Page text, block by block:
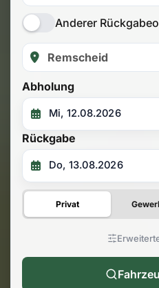
Anderer
Abholung
Rückgabe
Privat